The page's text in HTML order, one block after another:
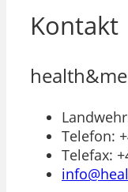
Kontakt
Telefon:
Telefax: